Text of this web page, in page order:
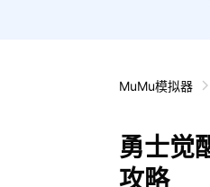
MuMu模拟器
勇士觉
攻略